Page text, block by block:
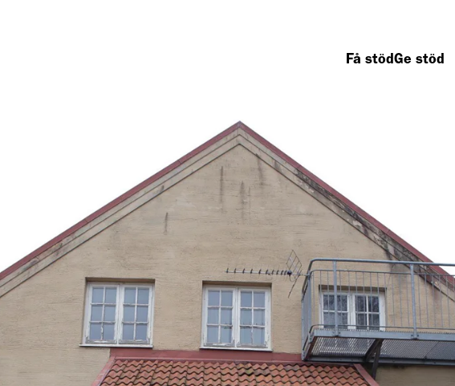
Få stödGe stöd
kläder och
Så arbetar vi
Fattigdom
Hemlöshet
Mat
Boende
Barnfamiljer
Äldre
Vägen till arbete
Integration
Second hand
Våra butiker
Gåvoinlämning
Remake
Nyheter
Pressrum
Organisation
Jobba hos oss
Rapporter och
Tryggt givande
Beställ oblat